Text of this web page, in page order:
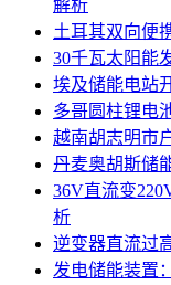
解析
土耳其双向便
30千瓦太阳能
埃及储能电站
多哥圆柱锂电
越南胡志明市
丹麦奥胡斯储
36V直流变
析
逆变器直流过
发电储能装置